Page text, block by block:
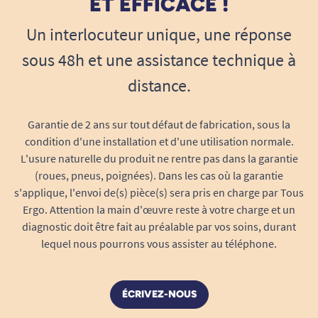
Lavables en machine
: Après chaque
séance de jardinage, il suffit de les rincer ou
de les passer en machine à basse
fraîcheur. La matière sèche rapidement et
garde son élasticité au fil des lavages.
Garde leur forme: Les gants ne se
détendent pas à l’usage. Leur coupe
préformée épouse la main pour apporter
liberté de mouvement, résistance à la
perforation et confort optimal.
Grâce à leur conception accessible, ces gants
répondent aux besoins des personnes âgées, de
Un interlocuteur unique, une réponse
sous 48h et une assistance technique à
distance.
Garantie de 2 ans sur tout défaut de fabrication, sous la
condition d'une installation et d'une utilisation normale.
L'usure naturelle du produit ne rentre pas dans la garantie
(roues, pneus, poignées). Dans les cas où la garantie
s'applique, l'envoi de(s) pièce(s) sera pris en charge par Tous
Ergo. Attention la main d'œuvre reste à votre charge et un
diagnostic doit être fait au préalable par vos soins, durant
lequel nous pourrons vous assister au téléphone.
ÉCRIVEZ-NOUS